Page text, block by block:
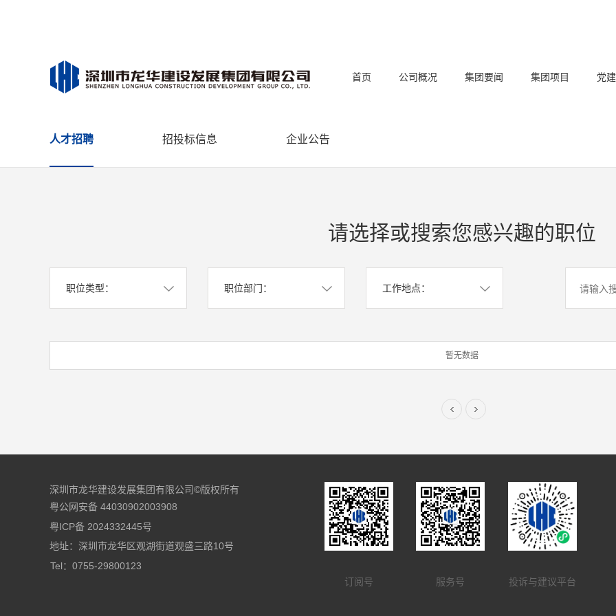
首页 公司概况 集团要闻 集团项目 党
人才招聘 招投标信息 企业公告
请选择或搜索您感兴趣的职位
职位类型： 职位部门： 工作地点：
暂无数据
深圳市龙华建设发展集团有限公司©版权所有
粤公网安备 44030902003908
粤ICP备 2024332445号
地址：深圳市龙华区观湖街道观盛三路10号
Tel：0755-29800123
订阅号
服务号 投诉与建议平台